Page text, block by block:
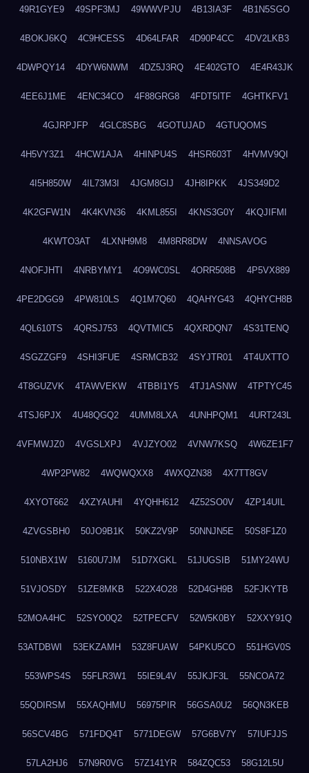
49R1GYE9 49SPF3MJ 49WWVPJU 4B13IA3F 4B1N5SGO
4BOKJ6KQ 4C9HCESS 4D64LFAR 4D90P4CC 4DV2LKB3
4DWPQY14 4DYW6NWM 4DZ5J3RQ 4E402GTO 4E4R43JK
4EE6J1ME 4ENC34CO 4F88GRG8 4FDT5ITF 4GHTKFV1
4GJRPJFP 4GLC8SBG 4GOTUJAD 4GTUQOMS
4H5VY3Z1 4HCW1AJA 4HINPU4S 4HSR603T 4HVMV9QI
4I5H850W 4IL73M3I 4JGM8GIJ 4JH8IPKK 4JS349D2
4K2GFW1N 4K4KVN36 4KML855I 4KNS3G0Y 4KQJIFMI
4KWTO3AT 4LXNH9M8 4M8RR8DW 4NNSAVOG
4NOFJHTI 4NRBYMY1 4O9WC0SL 4ORR508B 4P5VX889
4PE2DGG9 4PW810LS 4Q1M7Q60 4QAHYG43 4QHYCH8B
4QL610TS 4QRSJ753 4QVTMIC5 4QXRDQN7 4S31TENQ
4SGZZGF9 4SHI3FUE 4SRMCB32 4SYJTR01 4T4UXTTO
4T8GUZVK 4TAWVEKW 4TBBI1Y5 4TJ1ASNW 4TPTYC45
4TSJ6PJX 4U48QGQ2 4UMM8LXA 4UNHPQM1 4URT243L
4VFMWJZ0 4VGSLXPJ 4VJZYO02 4VNW7KSQ 4W6ZE1F7
4WP2PW82 4WQWQXX8 4WXQZN38 4X7TT8GV
4XYOT662 4XZYAUHI 4YQHH612 4Z52SO0V 4ZP14UIL
4ZVGSBH0 50JO9B1K 50KZ2V9P 50NNJN5E 50S8F1Z0
510NBX1W 5160U7JM 51D7XGKL 51JUGSIB 51MY24WU
51VJOSDY 51ZE8MKB 522X4O28 52D4GH9B 52FJKYTB
52MOA4HC 52SYO0Q2 52TPECFV 52W5K0BY 52XXY91Q
53ATDBWI 53EKZAMH 53Z8FUAW 54PKU5CO 551HGV0S
553WPS4S 55FLR3W1 55IE9L4V 55JKJF3L 55NCOA72
55QDIRSM 55XAQHMU 56975PIR 56GSA0U2 56QN3KEB
56SCV4BG 571FDQ4T 5771DEGW 57G6BV7Y 57IUFJJS
57LA2HJ6 57N9R0VG 57Z141YR 584ZQC53 58G12L5U